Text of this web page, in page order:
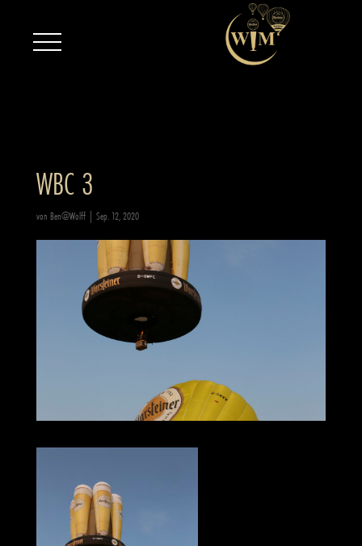
WBC 3
von Ben@Wolff| Sep. 12, 2020